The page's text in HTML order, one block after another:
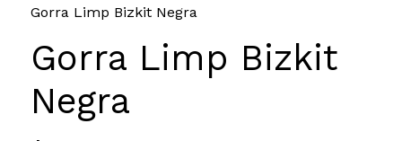
Gorra Limp Bizkit Negra
Gorra Limp Bizkit
Negra